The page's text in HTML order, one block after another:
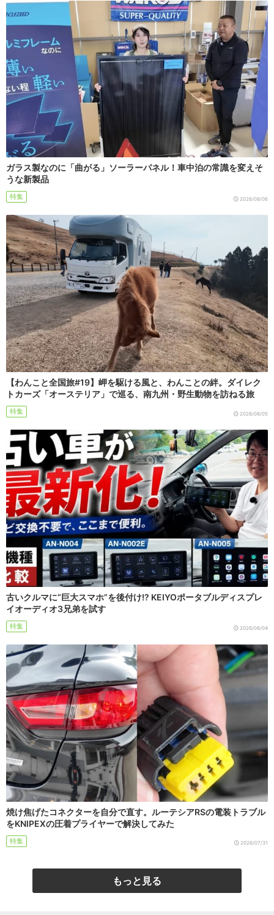
ガラス製なのに「曲がる」ソーラーパネル！車中泊の常識を変えそ
うな新製品
特集 2026/08/06
【わんこと全国旅#19】岬を駆ける風と、わんことの絆。ダイレク
トカーズ「オーステリア」で巡る、南九州・野生動物を訪ねる旅
特集 2026/08/05
古いクルマに“巨大スマホ”を後付け!? KEIYOポータブルディスプレ
イオーディオ3兄弟を試す
特集 2026/08/04
焼け焦げたコネクターを自分で直す。ルーテシアRSの電装トラブル
をKNIPEXの圧着プライヤーで解決してみた
特集 2026/07/31
もっと見る